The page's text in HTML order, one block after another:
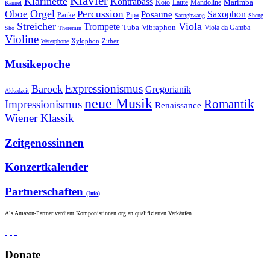
Kannel Koto Laute Mandoline Marimba
Oboe Orgel Pauke Percussion Pipa Posaune Saenghwang Saxophon Sheng
Shō Streicher Theremin Trompete Tuba Vibraphon Viola Viola da Gamba
Violine Waterphone Xylophon Zither
Musikepoche
Akkadzeit Barock Expressionismus Gregorianik
Impressionismusneue Musik Renaissance Romantik
Wiener Klassik
Zeitgenossinnen
Konzertkalender
Partnerschaften (Info)
Als Amazon-Partner verdient Komponistinnen.org an qualifizierten Verkäufen.
Donate